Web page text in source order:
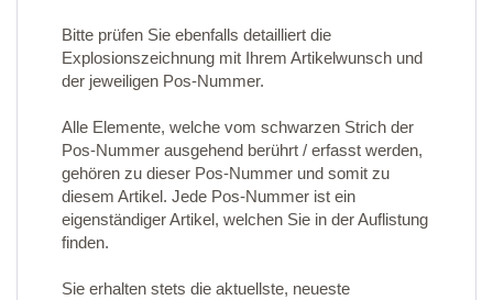
Bitte prüfen Sie ebenfalls detailliert die
Explosionszeichnung mit Ihrem Artikelwunsch und
der jeweiligen Pos-Nummer.
Alle Elemente, welche vom schwarzen Strich der
Pos-Nummer ausgehend berührt / erfasst werden,
gehören zu dieser Pos-Nummer und somit zu
diesem Artikel. Jede Pos-Nummer ist ein
eigenständiger Artikel, welchen Sie in der Auflistung
finden.
Sie erhalten stets die aktuellste, neueste